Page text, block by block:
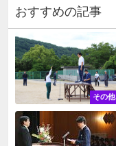
おすすめの記事
その他